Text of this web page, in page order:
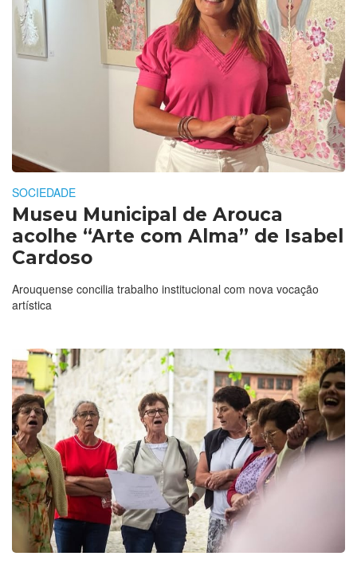
SOCIEDADE
Museu Municipal de Arouca
acolhe “Arte com Alma” de Isabel
Cardoso
Arouquense concilia trabalho institucional com nova vocação
artística